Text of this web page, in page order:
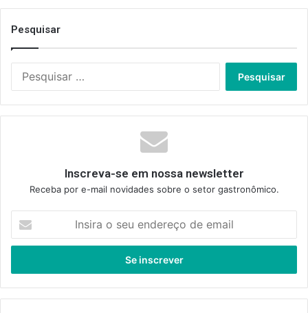
Pesquisar
Inscreva-se em nossa newsletter
Receba por e-mail novidades sobre o setor gastronômico.
seu
de
email